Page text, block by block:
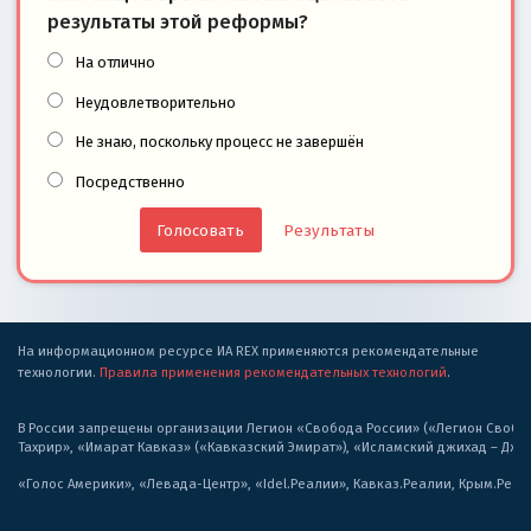
результаты этой реформы?
На отлично
Неудовлетворительно
Не знаю, поскольку процесс не завершён
Посредственно
Результаты
На информационном ресурсе ИА REX применяются рекомендательные
технологии. Правила применения рекомендательных технологий.
В России запрещены организации Легион «Свобода России» («Легион
Тахрир», «Имарат Кавказ» («Кавказский Эмират»), «Исламский джихад –
«Голос Америки», «Левада-Центр», «Idel.Реалии», Кавказ.Реалии,